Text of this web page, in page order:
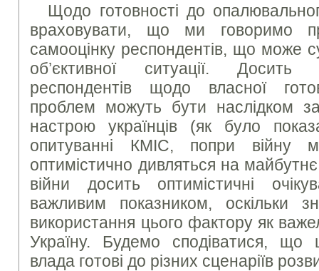
Щодо готовності до
враховувати, що ми говоримо
самооцінку респондентів, що може
об’єктивної ситуації. Досить
респондентів щодо власної
проблем можуть бути наслідком
настрою українців (як було
опитуванні КМІС, попри війну
оптимістично дивляться на
війни досить оптимістичні
важливим показником, оскільки
використання цього фактору як
Україну. Будемо сподіватися, що
влада готові до різних сценаріїв